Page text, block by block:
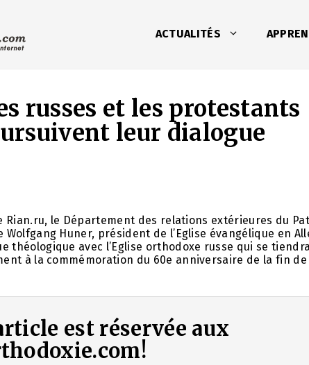
ACTUALITÉS
russes et les protestants
leur dialogue
Rian.ru, le Département des relations extérieures du
Wolfgang Huner, président de l’Eglise évangélique en
théologique avec l’Eglise orthodoxe russe qui se
à la commémoration du 60e anniversaire de la fin
est réservée aux